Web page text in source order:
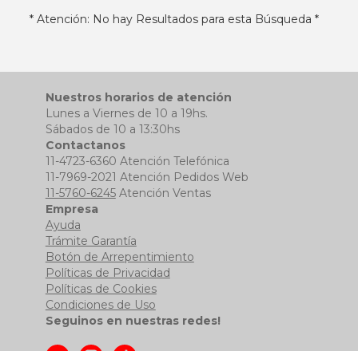
* Atención: No hay Resultados para esta Búsqueda *
Nuestros horarios de atención
Lunes a Viernes de 10 a 19hs.
Sábados de 10 a 13:30hs
Contactanos
11-4723-6360 Atención Telefónica
11-7969-2021 Atención Pedidos Web
11-5760-6245Atención Ventas
Empresa
Ayuda
Trámite Garantía
Botón de Arrepentimiento
Políticas de Privacidad
Políticas de Cookies
Condiciones de Uso
Seguinos en nuestras redes!